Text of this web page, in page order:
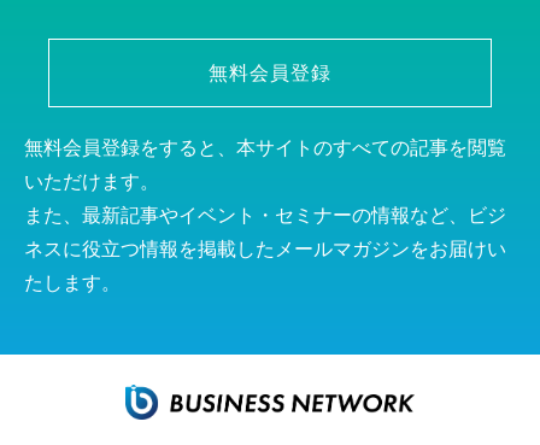
無料会員登録
無料会員登録をすると、本サイトのすべての記事を閲覧
いただけます。
また、最新記事やイベント・セミナーの情報など、ビジ
ネスに役立つ情報を掲載したメールマガジンをお届けい
たします。